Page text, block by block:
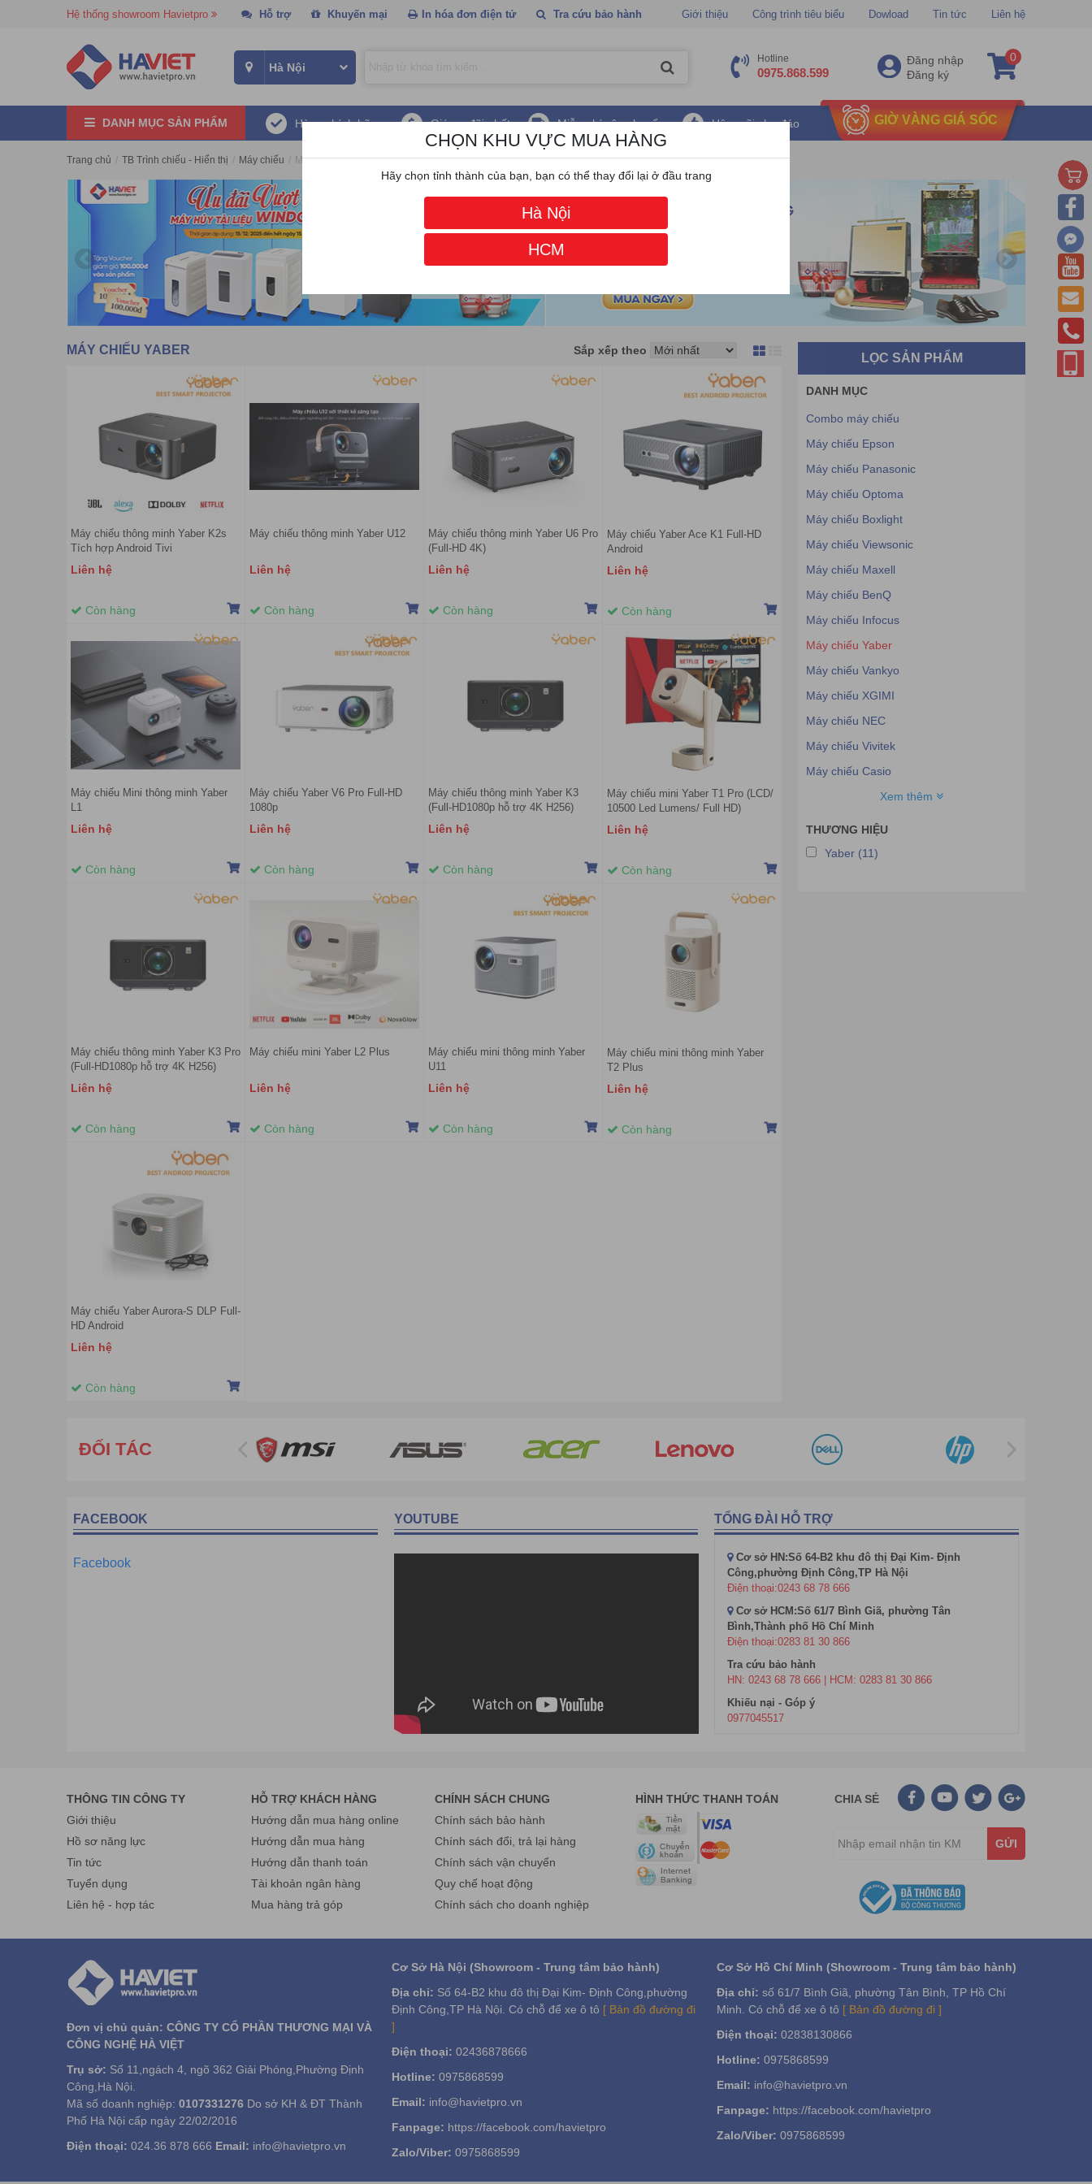
Hệ thống showroom Havietpro Hỗ trợ Khuyến mại In hóa đơn điện tử Tra cứu bảo hành Giới thiệu Công trình tiêu biểu Dowload Tin tức Liên hệ
Hotline
0975.868.599
Đăng nhập
Đăng ký
0
DANH MỤC SẢN PHẨM Hàng chính hãng Giá ưu đãi nhất Miễn phí vận chuyển Hậu mãi chu đáo GIỜ VÀNG GIÁ SỐC
Trang chủ / TB Trình chiếu - Hiển thị / Máy chiếu / Máy chiếu Yaber
MÁY CHIẾU YABER Sắp xếp theo
Máy chiếu thông minh Yaber K2s
Tích hợp Android Tivi
Liên hệ
Còn hàng
Máy chiếu thông minh Yaber U12
Liên hệ
Còn hàng
Máy chiếu thông minh Yaber U6 Pro
(Full-HD 4K)
Liên hệ
Còn hàng
Máy chiếu Yaber Ace K1 Full-HD
Android
Liên hệ
Còn hàng
Máy chiếu Mini thông minh Yaber
L1
Liên hệ
Còn hàng
Máy chiếu Yaber V6 Pro Full-HD
1080p
Liên hệ
Còn hàng
Máy chiếu thông minh Yaber K3
(Full-HD1080p hỗ trợ 4K H256)
Liên hệ
Còn hàng
Máy chiếu mini Yaber T1 Pro (LCD/
10500 Led Lumens/ Full HD)
Liên hệ
Còn hàng
Máy chiếu thông minh Yaber K3 Pro
(Full-HD1080p hỗ trợ 4K H256)
Liên hệ
Còn hàng
Máy chiếu mini Yaber L2 Plus
Liên hệ
Còn hàng
Máy chiếu mini thông minh Yaber
U11
Liên hệ
Còn hàng
Máy chiếu mini thông minh Yaber
T2 Plus
Liên hệ
Còn hàng
Máy chiếu Yaber Aurora-S DLP Full-
HD Android
Liên hệ
Còn hàng
LỌC SẢN PHẨM
DANH MỤC
Combo máy chiếu
Máy chiếu Epson
Máy chiếu Panasonic
Máy chiếu Optoma
Máy chiếu Boxlight
Máy chiếu Viewsonic
Máy chiếu Maxell
Máy chiếu BenQ
Máy chiếu Infocus
Máy chiếu Yaber
Máy chiếu Vankyo
Máy chiếu XGIMI
Máy chiếu NEC
Máy chiếu Vivitek
Máy chiếu Casio
Máy chiếu SMX
Máy chiếu Acer
Máy chiếu HYPERVSN
Xem thêm
THƯƠNG HIỆU
Yaber (11)
ĐỐI TÁC
FACEBOOK
Facebook
YOUTUBE TỔNG ĐÀI HỖ TRỢ
Cơ sở HN:Số 64-B2 khu đô thị Đại Kim- Định
Công,phường Định Công,TP Hà Nội
Điện thoại:0243 68 78 666
Cơ sở HCM:Số 61/7 Bình Giã, phường Tân
Bình,Thành phố Hồ Chí Minh
Điện thoại:0283 81 30 866
Tra cứu bảo hành
HN: 0243 68 78 666 | HCM: 0283 81 30 866
Khiếu nại - Góp ý
0977045517
THÔNG TIN CÔNG TY
Giới thiệu
Hồ sơ năng lực
Tin tức
Tuyển dụng
Liên hệ - hợp tác
HỖ TRỢ KHÁCH HÀNG
Hướng dẫn mua hàng online
Hướng dẫn mua hàng
Hướng dẫn thanh toán
Tài khoản ngân hàng
Mua hàng trả góp
CHÍNH SÁCH CHUNG
Chính sách bảo hành
Chính sách đổi, trả lại hàng
Chính sách vận chuyển
Quy chế hoạt động
Chính sách cho doanh nghiệp
HÌNH THỨC THANH TOÁN CHIA SẺ
GỬI
Đơn vị chủ quản: CÔNG TY CỔ PHẦN THƯƠNG MẠI VÀ
CÔNG NGHỆ HÀ VIỆT
Trụ sở: Số 11,ngách 4, ngõ 362 Giải Phóng,Phường Định
Công,Hà Nội.
Mã số doanh nghiệp: 0107331276 Do sở KH & ĐT Thành
Phố Hà Nội cấp ngày 22/02/2016
Điện thoại: 024.36 878 666 Email: info@havietpro.vn
Cơ Sở Hà Nội (Showroom - Trung tâm bảo hành)
Địa chỉ: Số 64-B2 khu đô thị Đại Kim- Định Công,phường
Định Công,TP Hà Nội. Có chỗ để xe ô tô [ Bản đồ đường đi
]
Điện thoại: 02436878666
Hotline: 0975868599
Email: info@havietpro.vn
Fanpage: https://facebook.com/havietpro
Zalo/Viber: 0975868599
Cơ Sở Hồ Chí Minh (Showroom - Trung tâm bảo hành)
Địa chỉ: số 61/7 Bình Giã, phường Tân Bình, TP Hồ Chí
Minh. Có chỗ để xe ô tô [ Bản đồ đường đi ]
Điện thoại: 02838130866
Hotline: 0975868599
Email: info@havietpro.vn
Fanpage: https://facebook.com/havietpro
Zalo/Viber: 0975868599
CHỌN KHU VỰC MUA HÀNG
Hãy chọn tỉnh thành của bạn, bạn có thể thay đổi lại ở đầu trang
Hà Nội
HCM